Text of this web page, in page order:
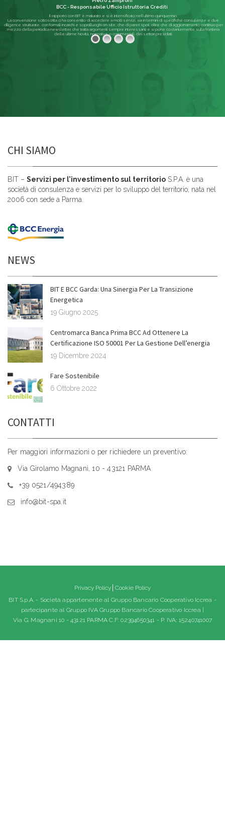
Il rapporto con BIT è maturato e si è intensificato nell'ultimo quinquennio.
La convenzione sottoscritta ci ha consentito di accedere a molti servizi, sia in termini di specifiche consulenze e due
diligence strutturate, con formali incarichi e sopralluoghi on-site, che di pareri spot; oltre che di aggiornamento continuo per
mezzo della periodica newsletter, che tratta argomenti sempre interessanti e si pone costantemente sulla frontiera
delle ultime Novità, normative o commerciali, dei settori presidiati.
BCC - Responsabile Ufficio Istruttoria Crediti
Leggi di più
CHI SIAMO
BIT – Servizi per l’investimento sul territorio S.P.A. è una
società di consulenza e servizi per lo sviluppo del territorio, nata nel
2006 con sede a Parma.
NEWS
BIT E BCC Garda: Una Sinergia Per La Transizione
Energetica
19 Giugno 2025
Centromarca Banca Prima BCC Ad Ottenere La
Certificazione ISO 50001 Per La Gestione Dell’energia
19 Dicembre 2024
Fare Sostenibile
6 Ottobre 2022
CONTATTI
Per maggiori informazioni o per richiedere un preventivo:
Via Girolamo Magnani, 10 - 43121 PARMA
+39 0521/494389
info@bit-spa.it
Privacy Policy Cookie Policy
BIT S.p.A. - Società appartenente al Gruppo Bancario Cooperativo Iccrea -
partecipante al Gruppo IVA Gruppo Bancario Cooperativo Iccrea |
Via G. Magnani 10 - 43121 PARMA C.F: 02394650341 - P. IVA: 15240741007